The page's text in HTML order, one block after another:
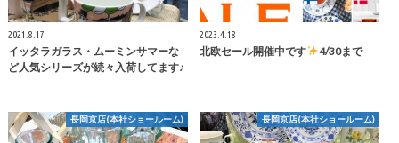
2021.8.17
イッタラガラス・ムーミンサマーな
ど人気シリーズが続々入荷してます♪
2023.4.18
北欧セール開催中です 4/30まで
長岡京店(本社ショールーム) 長岡京店(本社ショールーム)